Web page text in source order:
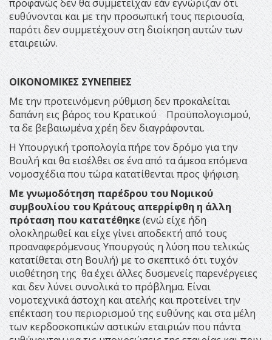
προφανώς δεν θα συμμετείχαν εάν εγνώριζαν ότι
ευθύνονται και με την προσωπική τους περιουσία,
παρότι δεν συμμετέχουν στη διοίκηση αυτών των
εταιρειών.
ΟΙΚΟΝΟΜΙΚΕΣ ΣΥΝΕΠΕΙΕΣ
Με την προτεινόμενη ρύθμιση δεν προκαλείται
δαπάνη εις βάρος του Κρατικού Προϋπολογισμού,
τα δε βεβαιωμένα χρέη δεν διαγράφονται.
Η Υπουργική τροπολογία πήρε τον δρόμο για την
Βουλή και θα εισέλθει σε ένα από τα άμεσα επόμενα
νομοσχέδια που τώρα κατατίθενται προς ψήφιση.
Με γνωμοδότηση παρέδρου του Νομικού
συμβουλίου του Κράτους απερρίφθη η άλλη
πρόταση που κατατέθηκε(ενώ είχε ήδη
ολοκληρωθεί και είχε γίνει αποδεκτή από τους
προαναφερόμενους Υπουργούς η λύση που τελικώς
κατατίθεται στη Βουλή) με το σκεπτικό ότι τυχόν
υιοθέτηση της θα έχει άλλες δυσμενείς παρενέργειες
και δεν λύνει συνολικά το πρόβλημα. Είναι
νομοτεχνικά άστοχη και ατελής και προτείνει την
επέκταση του περιορισμού της ευθύνης και στα μέλη
των κερδοσκοπικών αστικών εταιριών που πάντα